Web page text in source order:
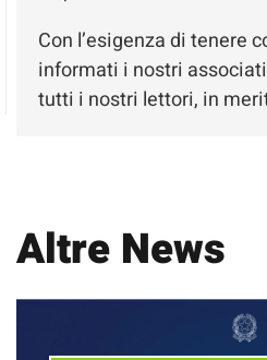
Con l’esigenza di tenere
informati i nostri
tutti i nostri lettori, in
Altre News